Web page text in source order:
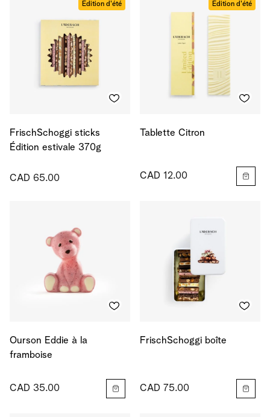
Édition d'été
FrischSchoggi sticks
Édition estivale 370g
CAD 65.00
Édition d'été
Tablette Citron
CAD 12.00
Ourson Eddie à la
framboise
CAD 35.00
FrischSchoggi boîte
CAD 75.00